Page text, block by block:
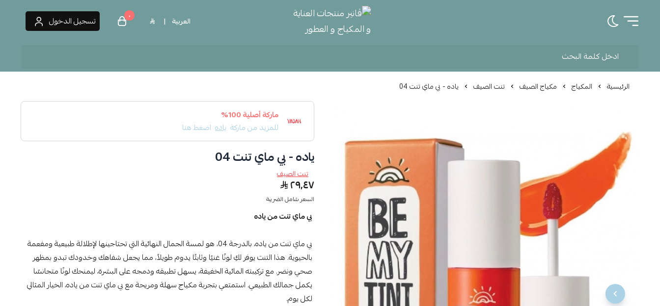
تبديل الوضع الداكن ڤانير منتجات العناية و المكياج و العطورالعربية | ٠ تسجيل الدخول
الرئيسية المكياج مكياج الصيف تنت الصيف ياده - بي ماي تنت 04
ماركة أصلية 100%
للمزيد من ماركة ياده اضغط هنا
ياده - بي ماي تنت 04
تنت الصيف
٢٩٫٤٧
السعر شامل الضريبة
بي ماي تنت من ياده
بي ماي تنت من ياده، بالدرجة 04، هو لمسة الجمال النهائية التي تحتاجينها لإطلالة طبيعية ومفعمة
بالحيوية. هذا التنت يوفر لكِ لونًا غنيًا وثابتًا يدوم طويلاً، مما يجعل شفاهك وخدودك تبدو بمظهر
صحي ونضر. مع تركيبته المائية الخفيفة، يسهل تطبيقه ودمجه على البشرة، ليمنحك لونًا متجانسًا
يكمل جمالك الطبيعي. استمتعي بتجربة مكياج سهلة ومريحة مع بي ماي تنت من ياده، الخيار المثالي
لكل يوم.